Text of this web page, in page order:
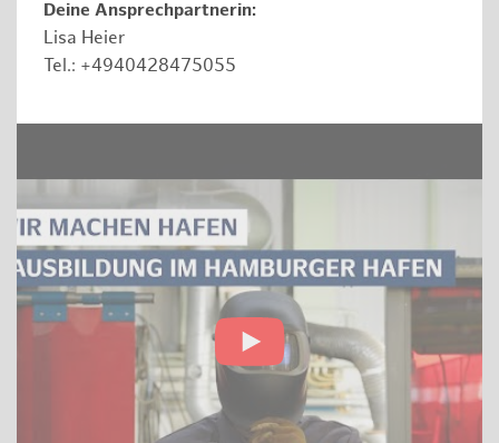
Deine Ansprechpartnerin:
Lisa Heier
Tel.: +4940428475055